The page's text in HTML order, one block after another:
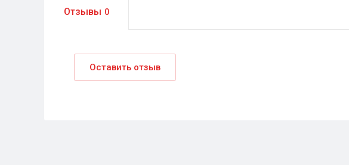
Отзывы 0
Оставить отзыв